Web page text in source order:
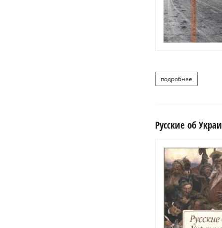
подробнее
Русские об